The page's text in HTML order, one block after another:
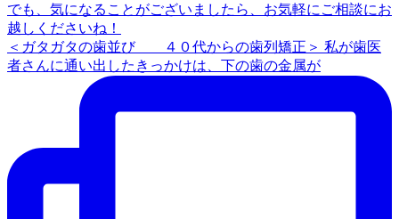
＜ガタガタの歯並び ４０代からの歯列矯正＞ 私が歯医
者さんに通い出したきっかけは、下の歯の金属が